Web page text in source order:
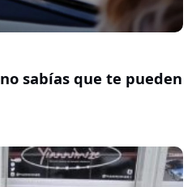
sabías que te pueden